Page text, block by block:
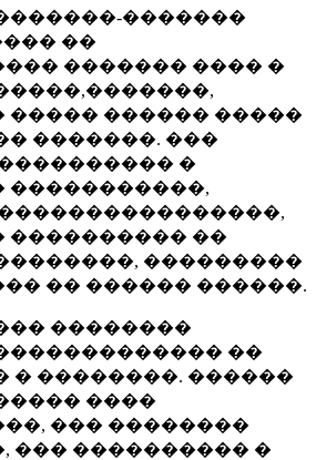
�������
��
������� ���� �
����� ������ �����
�������. ���
�
�����������,
���������� ��
���������
�� ������ ������.
��������
��
� ��������. ������
����
��� ��������
��� ���������� �